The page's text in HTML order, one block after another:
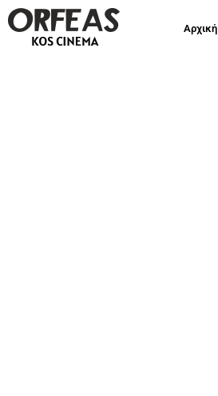
Αρχική